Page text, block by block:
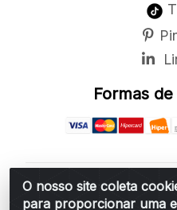
O nosso site coleta
para proporcionar uma
Formas
Belchior Cortinas e
Vereador Sérgio